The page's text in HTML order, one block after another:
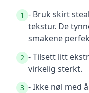
1 - Bruk skirt
tekstur. De
smakene
2 - Tilsett litt
virkelig sterkt.
3 - Ikke nøl med